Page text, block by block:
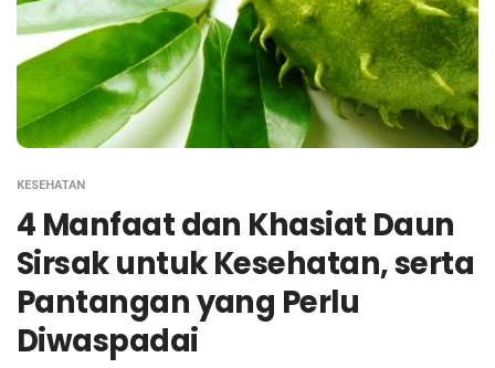
KESEHATAN
4 Manfaat dan Khasiat Daun
Sirsak untuk Kesehatan, serta
Pantangan yang Perlu
Diwaspadai